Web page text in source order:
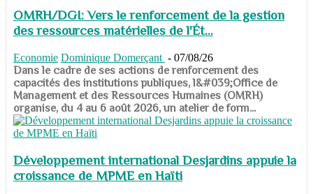
OMRH/DGI: Vers le renforcement de la gestion
des ressources matérielles de l'Ét...
Economie Dominique Domerçant - 07/08/26
Dans le cadre de ses actions de renforcement des
capacités des institutions publiques, l&#039;Office de
Management et des Ressources Humaines (OMRH)
organise, du 4 au 6 août 2026, un atelier de form...
Développement international Desjardins appuie la
croissance de MPME en Haïti